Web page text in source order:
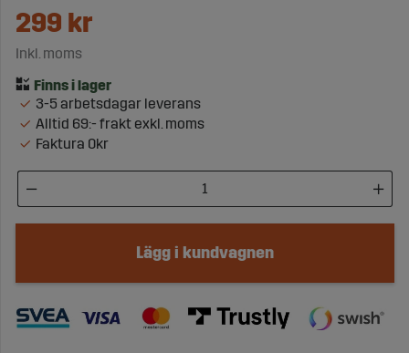
299 kr
Inkl. moms
3-5 arbetsdagar leverans
Alltid 69:- frakt exkl. moms
Faktura 0kr
Lägg i kundvagnen